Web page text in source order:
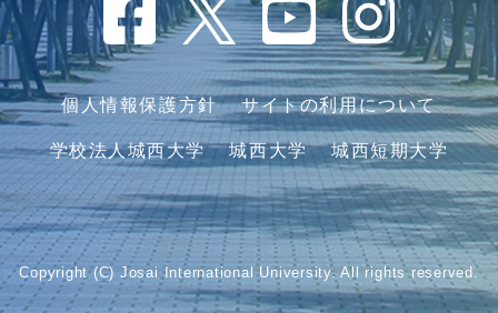
個人情報保護方針 サイトの利用について
学校法人城西大学 城西大学 城西短期大学
Copyright (C) Josai International University. All rights reserved.